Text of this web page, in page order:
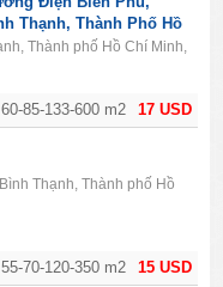
17 USD
60-85-133-600 m2
Thạnh, Thành Phố Hồ
Thành phố Hồ Chí Minh,
15 USD
55-70-120-350 m2
Thạnh, Thành phố Hồ